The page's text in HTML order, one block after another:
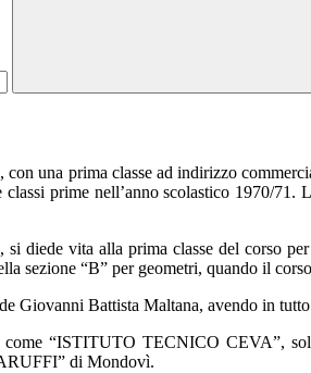
una prima classe ad indirizzo
prime nell’anno scolastico 1970/71.
diede vita alla prima classe del corso
sezione “B” per geometri, quando il
Giovanni Battista Maltana, avendo in
come “ISTITUTO TECNICO CEVA”,
di Mondovì.